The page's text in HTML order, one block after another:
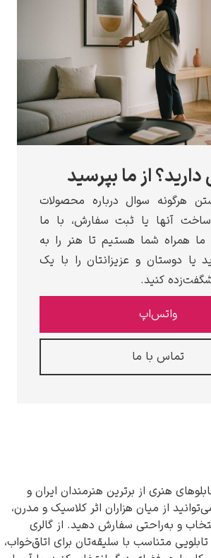
بپرسید
درباره محصولات
سفارش، با ما
تا هنر را به
عزیزانتان را با یک
هنرمندان ایران و
اثر کلاسیک و مدرن،
سفارش دهید. از گالری
با سلیقه‌تان برای اتاق‌خواب،